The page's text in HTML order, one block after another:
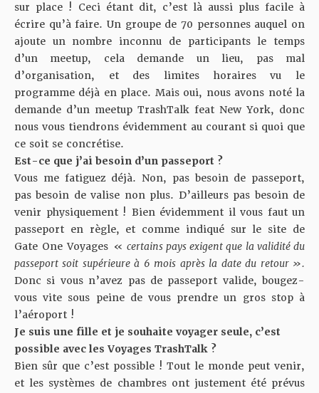
sur place ! Ceci étant dit, c’est là aussi plus facile à
écrire qu’à faire. Un groupe de 70 personnes auquel on
ajoute un nombre inconnu de participants le temps
d’un meetup, cela demande un lieu, pas mal
d’organisation, et des limites horaires vu le
programme déjà en place. Mais oui, nous avons noté la
demande d’un meetup TrashTalk feat New York, donc
nous vous tiendrons évidemment au courant si quoi que
ce soit se concrétise.
Est-ce que j’ai besoin d’un passeport ?
Vous me fatiguez déjà. Non, pas besoin de passeport,
pas besoin de valise non plus. D’ailleurs pas besoin de
venir physiquement ! Bien évidemment il vous faut un
passeport en règle, et comme indiqué sur le site de
Gate One Voyages « certains pays exigent que la validité du
passeport soit supérieure à 6 mois après la date du retour ».
Donc si vous n’avez pas de passeport valide, bougez-
vous vite sous peine de vous prendre un gros stop à
l’aéroport !
Je suis une fille et je souhaite voyager seule, c’est
possible avec les Voyages TrashTalk ?
Bien sûr que c’est possible ! Tout le monde peut venir,
et les systèmes de chambres ont justement été prévus